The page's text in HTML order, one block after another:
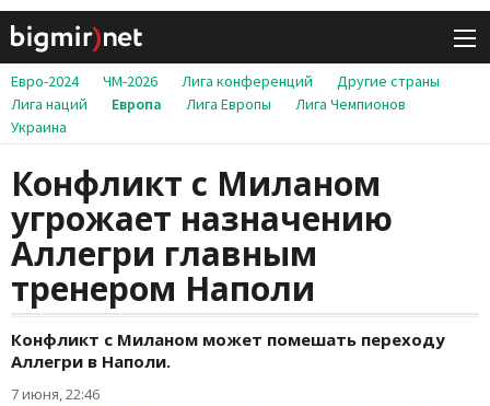
Евро-2024 ЧМ-2026 Лига конференций
Другие страны
Лига наций
Европа Лига Европы
Лига Чемпионов
Украина
Конфликт с Миланом
угрожает назначению
Аллегри главным
тренером Наполи
Конфликт с Миланом может помешать переходу
Аллегри в Наполи.
7 июня, 22:46